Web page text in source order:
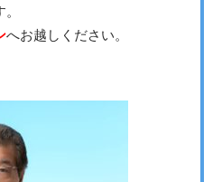
へお越しください。